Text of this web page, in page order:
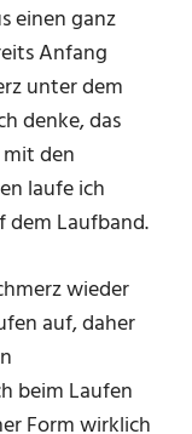
einen ganz
Anfang
unter dem
denke, das
den
laufe ich
dem Laufband.
wieder
auf, daher
beim Laufen
Form wirklich